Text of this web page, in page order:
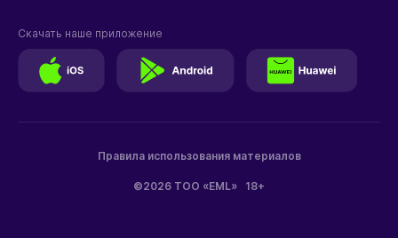
©2026 ТОО «EML» 18+
Правила использования материалов
Скачать наше приложение